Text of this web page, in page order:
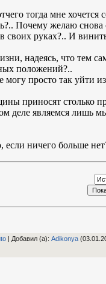
тогда мне хочется
Почему желаю
в своих руках?.. И
надеясь, что тем
положений?..
могу просто так уйти
приносят столько
деле являемся лишь
ничего больше
| Добавил (а): Adikonya